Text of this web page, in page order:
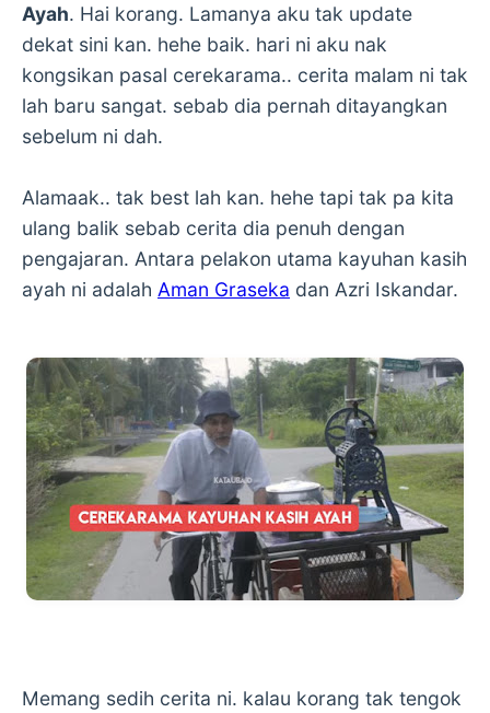
Ayah. Hai korang. Lamanya aku tak update
dekat sini kan. hehe baik. hari ni aku nak
kongsikan pasal cerekarama.. cerita malam ni tak
lah baru sangat. sebab dia pernah ditayangkan
sebelum ni dah.
Alamaak.. tak best lah kan. hehe tapi tak pa kita
ulang balik sebab cerita dia penuh dengan
pengajaran. Antara pelakon utama kayuhan kasih
ayah ni adalah Aman Graseka dan Azri Iskandar.
Memang sedih cerita ni. kalau korang tak tengok